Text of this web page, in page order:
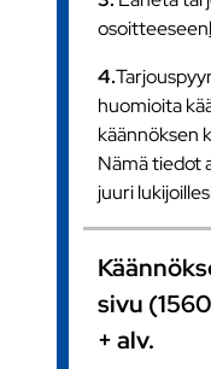
osoitteeseen
4.
huomioita
käännöksen
Nämä tiedot
juuri
sivu
+ alv.